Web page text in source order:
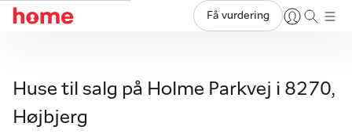
Få vurdering
Huse til salg på Holme Parkvej i 8270,
Højbjerg